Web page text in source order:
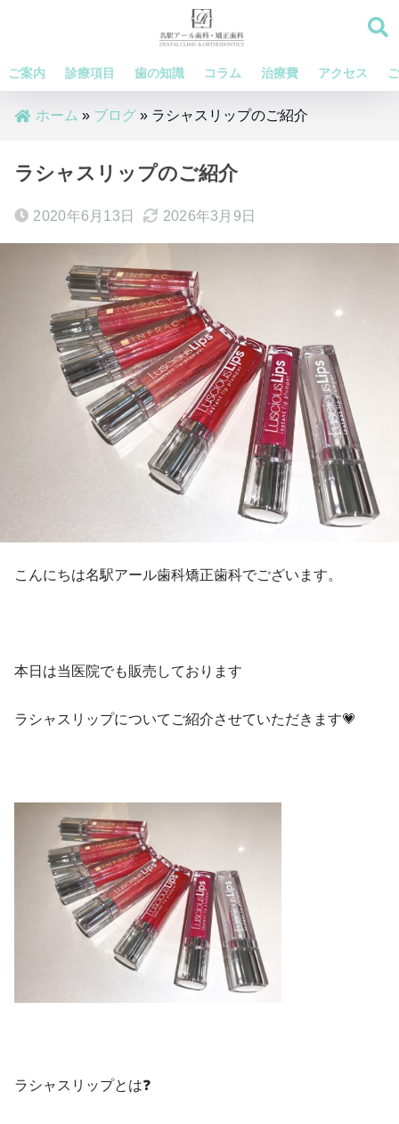
ご案内 診療項目 歯の知識 コラム 治療費 アクセス
ホーム » ブログ » ラシャスリップのご紹介
ラシャスリップのご紹介
2020年6月13日 2026年3月9日
こんにちは名駅アール歯科矯正歯科でございます。
本日は当医院でも販売しております
ラシャスリップについてご紹介させていただきます💗
ラシャスリップとは❓